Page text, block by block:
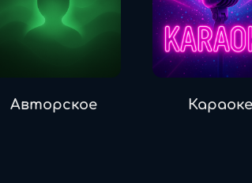
Авторское Караоке